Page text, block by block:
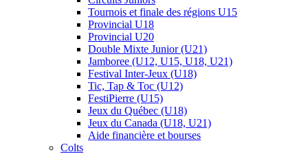
Tournois et finale des régions U15
Provincial U18
Provincial U20
Double Mixte Junior (U21)
Jamboree (U12, U15, U18, U21)
Festival Inter-Jeux (U18)
Tic, Tap & Toc (U12)
FestiPierre (U15)
Jeux du Québec (U18)
Jeux du Canada (U18, U21)
Aide financière et bourses
Colts